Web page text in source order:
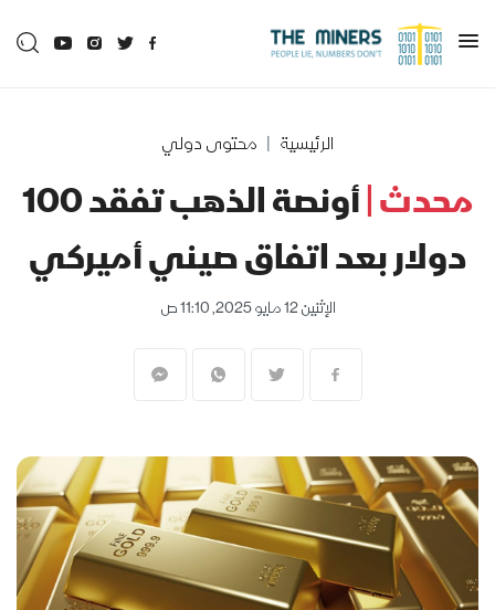
الرئيسية محتوى دولي
محدث |
أونصة الذهب تفقد 100
دولار بعد اتفاق صيني أميركي
الإثنين 12 مايو 2025, 11:10 ص